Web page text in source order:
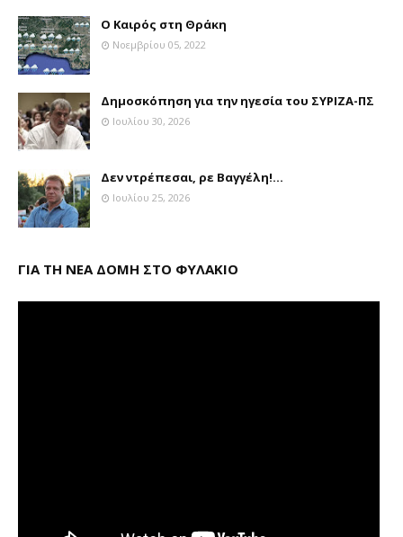
Ο Καιρός στη Θράκη
Νοεμβρίου 05, 2022
Δημοσκόπηση για την ηγεσία του ΣΥΡΙΖΑ-ΠΣ
Ιουλίου 30, 2026
Δεν ντρέπεσαι, ρε Βαγγέλη!...
Ιουλίου 25, 2026
ΓΙΑ ΤΗ ΝΕΑ ΔΟΜΗ ΣΤΟ ΦΥΛΑΚΙΟ